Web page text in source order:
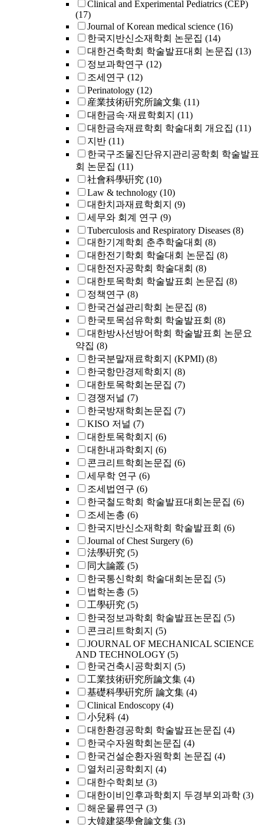
Clinical and Experimental Pediatrics (CEP)
(17)
Journal of Korean medical science (16)
한국지반신소재학회 논문집 (14)
대한건축학회 학술발표대회 논문집 (13)
정보과학연구 (12)
조세연구 (12)
Perinatology (12)
産業技術硏究所論文集 (11)
대한금속·재료학회지 (11)
대한금속재료학회 학술대회 개요집 (11)
지반 (11)
한국구조물진단유지관리공학회 학술발표
회 논문집 (11)
社會科學硏究 (10)
Law & technology (10)
대한치과재료학회지 (9)
세무와 회계 연구 (9)
Tuberculosis and Respiratory Diseases (8)
대한기계학회 춘추학술대회 (8)
대한전기학회 학술대회 논문집 (8)
대한전자공학회 학술대회 (8)
대한토목학회 학술발표회 논문집 (8)
정책연구 (8)
한국건설관리학회 논문집 (8)
한국토목섬유학회 학술발표회 (8)
대한방사선방어학회 학술발표회 논문요
약집 (8)
한국분말재료학회지 (KPMI) (8)
한국항만경제학회지 (8)
대한토목학회논문집 (7)
경쟁저널 (7)
한국방재학회논문집 (7)
KISO 저널 (7)
대한토목학회지 (6)
대한내과학회지 (6)
콘크리트학회논문집 (6)
세무학 연구 (6)
조세법연구 (6)
한국철도학회 학술발표대회논문집 (6)
조세논총 (6)
한국지반신소재학회 학술발표회 (6)
Journal of Chest Surgery (6)
法學硏究 (5)
同大論叢 (5)
한국통신학회 학술대회논문집 (5)
법학논총 (5)
工學硏究 (5)
한국정보과학회 학술발표논문집 (5)
콘크리트학회지 (5)
JOURNAL OF MECHANICAL SCIENCE
AND TECHNOLOGY (5)
한국건축시공학회지 (5)
工業技術硏究所論文集 (4)
基礎科學硏究所 論文集 (4)
Clinical Endoscopy (4)
小兒科 (4)
대한환경공학회 학술발표논문집 (4)
한국수자원학회논문집 (4)
한국건설순환자원학회 논문집 (4)
열처리공학회지 (4)
대한수학회보 (3)
대한이비인후과학회지 두경부외과학 (3)
해운물류연구 (3)
大韓建築學會論文集 (3)